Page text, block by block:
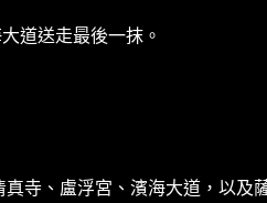
道送走最後一抹。
寺、盧浮宮、濱海大道，以及